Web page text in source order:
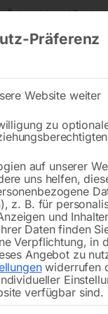
Österreich und
Präferenz
Website weiter
zu
auf unserer
uns helfen,
z. B. für
und
Daten finden
Verpflichtung, in
Angebot zu
widerrufen
verfügbar sind.